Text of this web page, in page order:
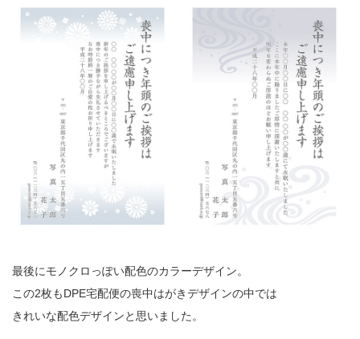
最後にモノクロっぽい配色のカラーデザイン。
この2枚もDPE宅配便の喪中はがきデザインの中では
きれいな配色デザインと思いました。